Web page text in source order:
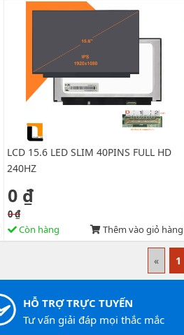
LCD 15.6 LED SLIM 40PINS FULL HD
240HZ
0 ₫
0 ₫
Còn hàng
Thêm vào giỏ hàng
« 1
HỖ TRỢ TRỰC TUYẾN
Tư vấn giải đáp mọi thắc mắc